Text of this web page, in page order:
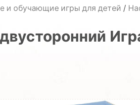
и обучающие игры для детей /